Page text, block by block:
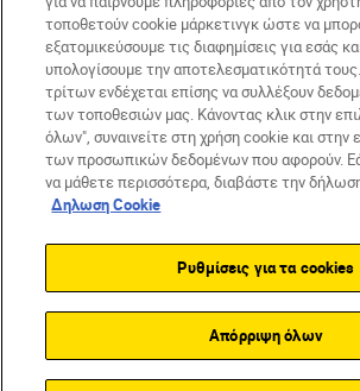
CY(gr) Nikon Sites
Επικοινωνήστε μαζί μας
Δήλωση
Όροι Χρήσης
Δήλωση cookie
© 2026 Nikon
Back
τοποθετούν cookie μάρκετινγκ ώστε να
εξατομικεύσουμε τις διαφημίσεις για εσάς
υπολογίσουμε την αποτελεσματικότητά
τρίτων ενδέχεται επίσης να συλλέξουν
των τοποθεσιών μας. Κάνοντας κλικ στην
όλων", συναινείτε στη χρήση cookie και στην
των προσωπικών δεδομένων που αφορούν.
να μάθετε περισσότερα, διαβάστε την
Δηλωση Cookie
Ρυθμίσεις για τα cookies
Απόρριψη όλων